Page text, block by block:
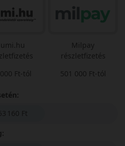
Ft-tól
Milpay
részletfizetés
501 000 Ft-tól
160 Ft